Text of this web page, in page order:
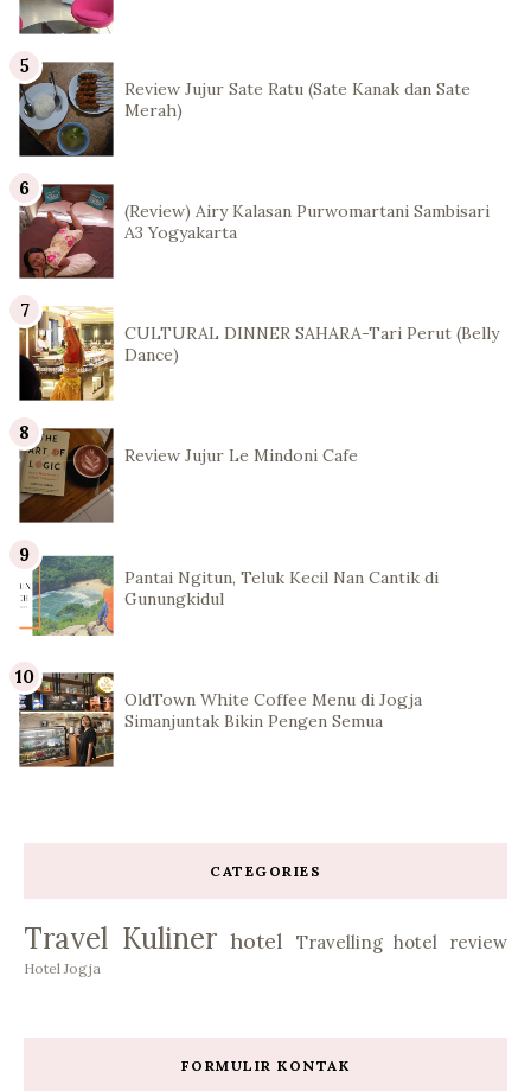
Review Jujur Sate Ratu (Sate Kanak dan Sate
Merah)
(Review) Airy Kalasan Purwomartani Sambisari
A3 Yogyakarta
CULTURAL DINNER SAHARA-Tari Perut (Belly
Dance)
Review Jujur Le Mindoni Cafe
Pantai Ngitun, Teluk Kecil Nan Cantik di
Gunungkidul
OldTown White Coffee Menu di Jogja
Simanjuntak Bikin Pengen Semua
CATEGORIES
Travel Kuliner hotel Travelling hotel review
Hotel Jogja
FORMULIR KONTAK